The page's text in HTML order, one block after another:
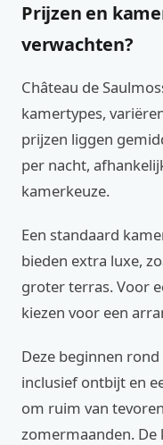
Prijzen en
verwachten?
Château de
kamertypes,
prijzen liggen
per nacht,
kamerkeuze.
Een standaard
bieden extra luxe,
groter terras. Voor
kiezen voor een
Deze beginnen
inclusief ontbijt en
om ruim van
zomermaanden.